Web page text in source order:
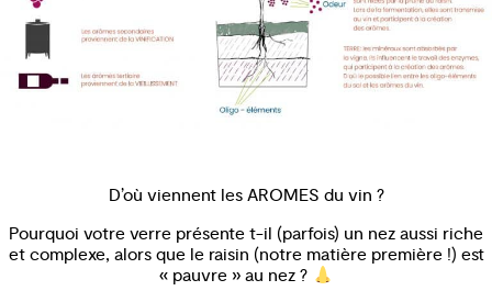
D’où viennent les AROMES du vin ?
Pourquoi votre verre présente t-il (parfois) un nez aussi riche
et complexe, alors que le raisin (notre matière première !) est
« pauvre » au nez ?